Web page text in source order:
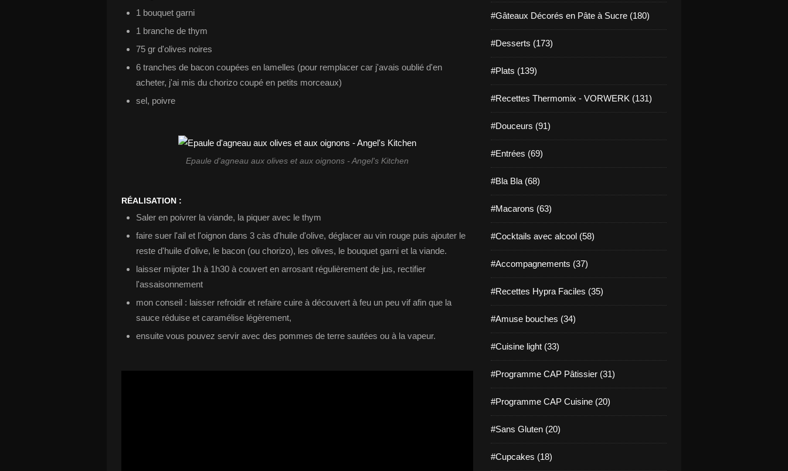
1 bouquet garni
1 branche de thym
75 gr d'olives noires
6 tranches de bacon coupées en lamelles (pour remplacer car j'avais oublié d'en
acheter, j'ai mis du chorizo coupé en petits morceaux)
sel, poivre
Epaule d'agneau aux olives et aux oignons - Angel's Kitchen
RÉALISATION :
Saler en poivrer la viande, la piquer avec le thym
faire suer l'ail et l'oignon dans 3 càs d'huile d'olive, déglacer au vin rouge puis ajouter le
reste d'huile d'olive, le bacon (ou chorizo), les olives, le bouquet garni et la viande.
laisser mijoter 1h à 1h30 à couvert en arrosant régulièrement de jus, rectifier
l'assaisonnement
mon conseil : laisser refroidir et refaire cuire à découvert à feu un peu vif afin que la
sauce réduise et caramélise légèrement,
ensuite vous pouvez servir avec des pommes de terre sautées ou à la vapeur.
#Gâteaux Décorés en Pâte à Sucre (180)
#Desserts (173)
#Plats (139)
#Recettes Thermomix - VORWERK (131)
#Douceurs (91)
#Entrées (69)
#Bla Bla (68)
#Macarons (63)
#Cocktails avec alcool (58)
#Accompagnements (37)
#Recettes Hypra Faciles (35)
#Amuse bouches (34)
#Cuisine light (33)
#Programme CAP Pâtissier (31)
#Programme CAP Cuisine (20)
#Sans Gluten (20)
#Cupcakes (18)